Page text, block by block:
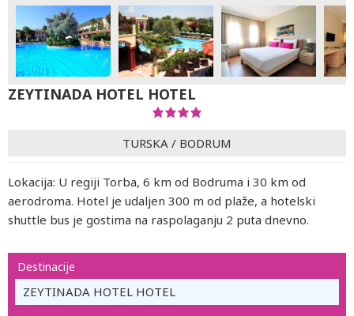
ZEYTINADA HOTEL HOTEL
TURSKA / BODRUM
Lokacija: U regiji Torba, 6 km od Bodruma i 30 km od
aerodroma. Hotel je udaljen 300 m od plaže, a hotelski
shuttle bus je gostima na raspolaganju 2 puta dnevno.
Destinacije
ZEYTINADA HOTEL HOTEL